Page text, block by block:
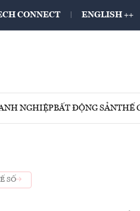
CONNECT ENGLISH ++
NGHIỆPBẤT ĐỘNG SẢNTHẾ
SỐ